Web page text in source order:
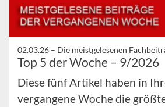
02.03.26 – Die meistgelesenen
Top 5 der Woche – 9/2026
Diese fünf Artikel haben in
vergangene Woche die